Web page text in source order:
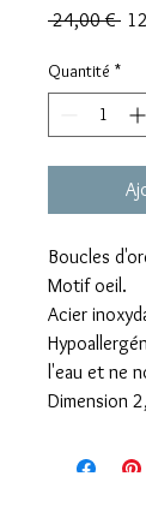
24,00 € Prix
Quantité *
Boucles
Motif oeil.
Acier
l'eau et ne
Dimension